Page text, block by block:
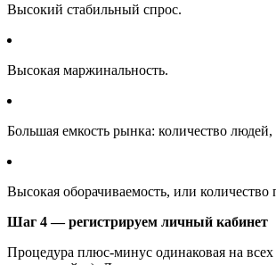
Высокий стабильный спрос.
Высокая маржинальность.
Большая емкость рынка: количество
Высокая оборачиваемость, или
Шаг 4 — регистрируем личный кабинет
Процедура плюс-минус одинаковая на